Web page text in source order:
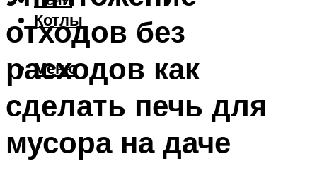
Котлы
Меню
отходов без
расходов как
сделать печь для
мусора на даче